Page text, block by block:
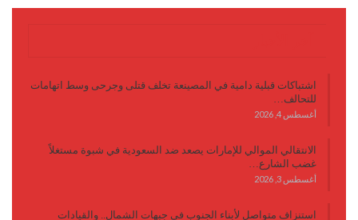
اشتباكات قبلية دامية في المصينعة تخلف قتلى وجرحى وسط اتهامات
للتحالف…
أغسطس 4, 2026
الانتقالي الموالي للإمارات يصعد ضد السعودية في شبوة مستغلاً
غضب الشارع…
أغسطس 3, 2026
استنزاف متواصل لأبناء الجنوب في جبهات الشمال.. والقيادات